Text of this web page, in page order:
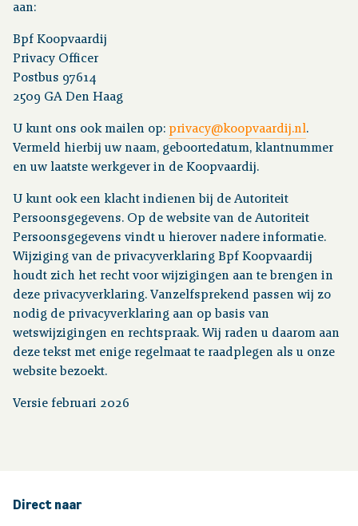
aan:
Bpf Koopvaardij
Privacy Officer
Postbus 97614
2509 GA Den Haag
U kunt ons ook mailen op: privacy@koopvaardij.nl.
Vermeld hierbij uw naam, geboortedatum, klantnummer
en uw laatste werkgever in de Koopvaardij.
U kunt ook een klacht indienen bij de Autoriteit
Persoonsgegevens. Op de website van de Autoriteit
Persoonsgegevens vindt u hierover nadere informatie.
Wijziging van de privacyverklaring Bpf Koopvaardij
houdt zich het recht voor wijzigingen aan te brengen in
deze privacyverklaring. Vanzelfsprekend passen wij zo
nodig de privacyverklaring aan op basis van
wetswijzigingen en rechtspraak. Wij raden u daarom aan
deze tekst met enige regelmaat te raadplegen als u onze
website bezoekt.
Versie februari 2026
Direct naar